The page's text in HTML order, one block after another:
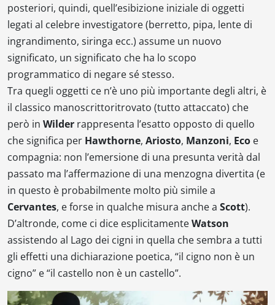
posteriori, quindi, quell’esibizione iniziale di oggetti
legati al celebre investigatore (berretto, pipa, lente di
ingrandimento, siringa ecc.) assume un nuovo
significato, un significato che ha lo scopo
programmatico di negare sé stesso.
Tra quegli oggetti ce n’è uno più importante degli altri, è
il classico manoscrittoritrovato (tutto attaccato) che
però in Wilder rappresenta l’esatto opposto di quello
che significa per Hawthorne, Ariosto, Manzoni, Eco e
compagnia: non l’emersione di una presunta verità dal
passato ma l’affermazione di una menzogna divertita (e
in questo è probabilmente molto più simile a
Cervantes, e forse in qualche misura anche a Scott).
D’altronde, come ci dice esplicitamenteWatson
assistendo al Lago dei cigni in quella che sembra a tutti
gli effetti una dichiarazione poetica, “il cigno non è un
cigno” e “il castello non è un castello”.